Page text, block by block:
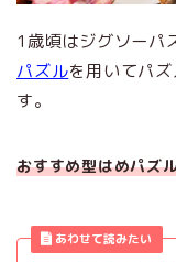
1歳頃はジグソーパ
パズルを用いてパ
す。
おすすめ型はめパズ